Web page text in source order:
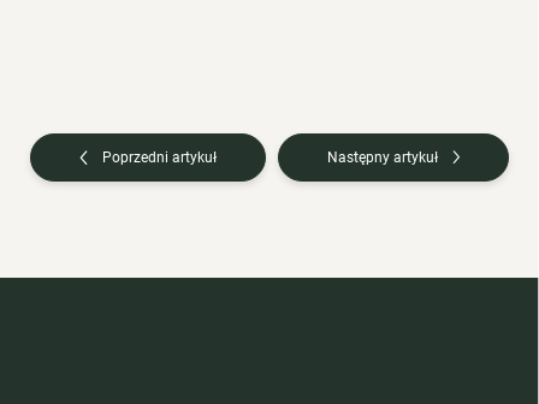
Poprzedni artykuł Następny artykuł